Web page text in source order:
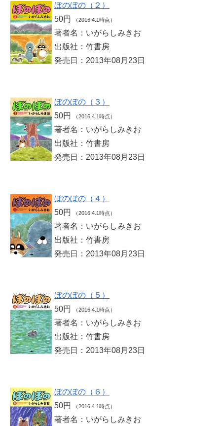
ぼのぼの（２）
50円
（2016.4.1時点）
著者名：いがらしみきお
出版社：竹書房
発売日：2013年08月23日
ぼのぼの（３）
50円
（2016.4.1時点）
著者名：いがらしみきお
出版社：竹書房
発売日：2013年08月23日
ぼのぼの（４）
50円
（2016.4.1時点）
著者名：いがらしみきお
出版社：竹書房
発売日：2013年08月23日
ぼのぼの（５）
50円
（2016.4.1時点）
著者名：いがらしみきお
出版社：竹書房
発売日：2013年08月23日
ぼのぼの（６）
50円
（2016.4.1時点）
著者名：いがらしみきお